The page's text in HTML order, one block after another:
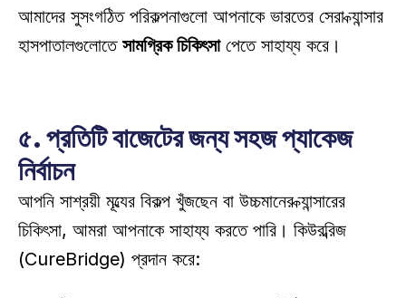
আমাদের সুসংগঠিত পরিকল্পনাগুলো আপনাকে ভারতের সেরা ক্যান্সার
হাসপাতালগুলোতে সামগ্রিক চিকিৎসা পেতে সাহায্য করে।
৫. প্রতিটি বাজেটের জন্য সহজ প্যাকেজ
নির্বাচন
আপনি সাশ্রয়ী মূল্যের বিকল্প খুঁজছেন বা উচ্চমানের ক্যান্সারের
চিকিৎসা, আমরা আপনাকে সাহায্য করতে পারি। কিউরব্রিজ
(CureBridge) প্রদান করে: